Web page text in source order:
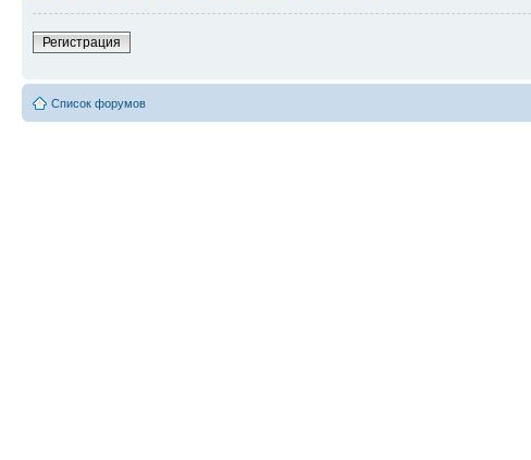
Регистрация
Список форумов